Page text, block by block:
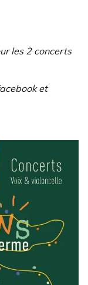
les 2 concerts
et